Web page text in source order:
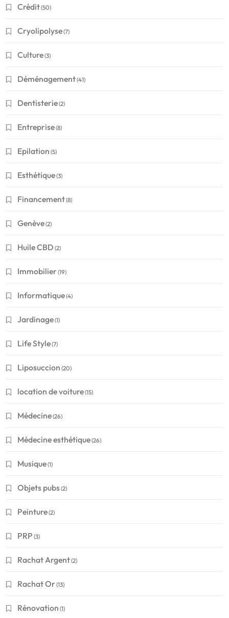
Crédit(50)
Cryolipolyse(7)
Culture(3)
Déménagement(41)
Dentisterie(2)
Entreprise(8)
Epilation (5)
Esthétique(3)
Financement(8)
Genève(2)
Huile CBD (2)
Immobilier(19)
Informatique(4)
Jardinage(1)
Life Style(7)
Liposuccion (20)
location de voiture(15)
Médecine(26)
Médecine esthétique(26)
Musique(1)
Objets pubs(2)
Peinture(2)
PRP (3)
Rachat Argent(2)
Rachat Or(13)
Rénovation (1)